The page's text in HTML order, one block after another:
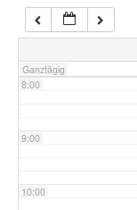
Ganztägig
7:00
8:00
9:00
10:00